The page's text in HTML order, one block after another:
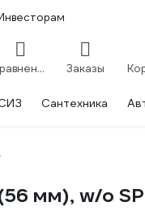
Сравнение Заказы
Сантехника
мм), w/o